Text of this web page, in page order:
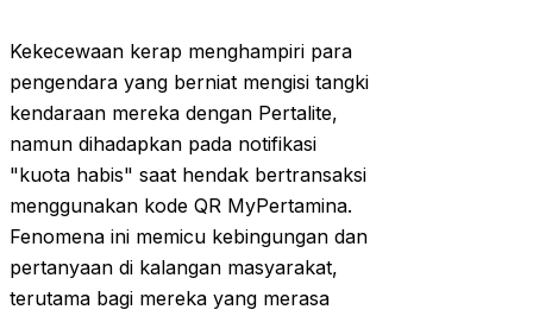
Kekecewaan kerap menghampiri para
pengendara yang berniat mengisi tangki
kendaraan mereka dengan Pertalite,
namun dihadapkan pada notifikasi
"kuota habis" saat hendak bertransaksi
menggunakan kode QR MyPertamina.
Fenomena ini memicu kebingungan dan
pertanyaan di kalangan masyarakat,
terutama bagi mereka yang merasa